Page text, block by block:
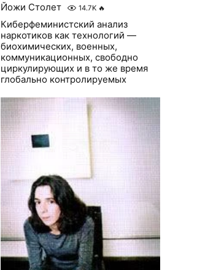
Йожи Столет 14.7K 🔥
Киберфеминистский анализ
наркотиков как технологий —
биохимических, военных,
коммуникационных, свободно
циркулирующих и в то же время
глобально контролируемых